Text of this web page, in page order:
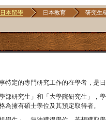
日本留學 日本教育 研究生/
特定的專門研究工作的在學者，是
部研究生」和「大學院研究生」，
為擁有碩士學位及其預定取得者。